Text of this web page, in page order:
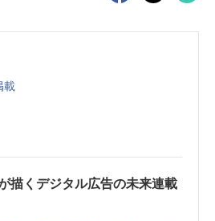
載
描くデジタル広告の未来連載